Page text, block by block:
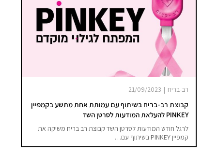
רב-בריח |
21/09/2023
קבוצת רב-בריח בשיתוף עם עמותת אחת מתשע בקמפיין
PINKEY להעלאת המודעות לסרטן השד
לרגל חודש המודעות לסרטן השד קבוצת רב בריח משיקה את
קמפיין PINKEY בשיתוף עם…